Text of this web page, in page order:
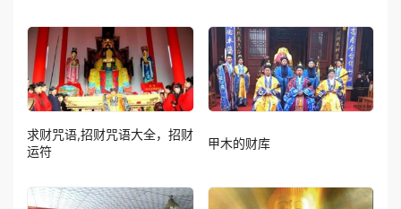
求财咒语,招财咒语大全，招财
运符
甲木的财库